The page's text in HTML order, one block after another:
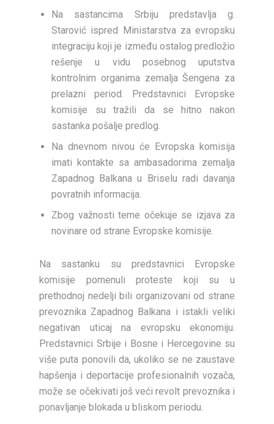
Na sastancima Srbiju predstavlja g.
Starović ispred Ministarstva za evropsku
integraciju koji je između ostalog predložio
rešenje u vidu posebnog uputstva
kontrolnim organima zemalja Šengena za
prelazni period. Predstavnici Evropske
komisije su tražili da se hitno nakon
sastanka pošalje predlog.
Na dnevnom nivou će Evropska komisija
imati kontakte sa ambasadorima zemalja
Zapadnog Balkana u Briselu radi davanja
povratnih informacija.
Zbog važnosti teme očekuje se izjava za
novinare od strane Evropske komisije.
Na sastanku su predstavnici Evropske
komisije pomenuli proteste koji su u
prethodnoj nedelji bili organizovani od strane
prevoznika Zapadnog Balkana i istakli veliki
negativan uticaj na evropsku ekonomiju.
Predstavnici Srbije i Bosne i Hercegovine su
više puta ponovili da, ukoliko se ne zaustave
hapšenja i deportacije profesionalnih vozača,
može se očekivati još veći revolt prevoznika i
ponavljanje blokada u bliskom periodu.